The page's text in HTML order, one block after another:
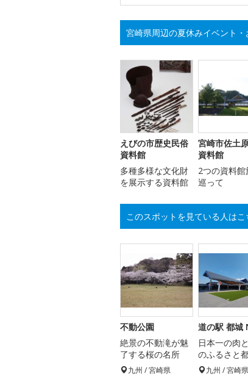
宮崎県周辺の夏休みイベント・
えびの市歴史民俗
資料館
多種多様な文化財
を展示する資料館
宮崎市佐土
資料館
2つの資料館
巡って
このスポットを見ている人は
不動公園
絶景の不動滝が魅
了する桜の名所
九州 / 宮崎県
道の駅 都城
日本一の肉
のふるさと
九州 / 宮崎県